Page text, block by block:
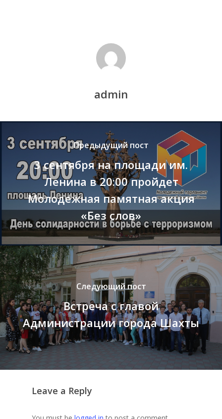
admin
Предыдущий пост
3 сентября на площади им.
Ленина в 20:00 пройдет
Молодежная памятная акция
«Без слов»
Следующий пост
Встреча с главой
Администрации города Шахты
Leave a Reply